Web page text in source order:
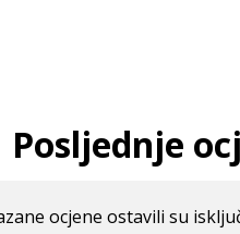
Posljednje
ocjene ostavili su